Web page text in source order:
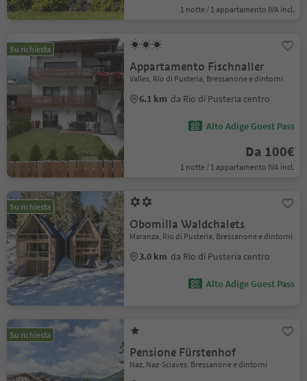
1 notte / 1 appartamento IVA incl.
Su richiesta
Appartamento Fischnaller
Valles, Rio di Pusteria, Bressanone e dintorni
6.1 km da Rio di Pusteria centro
Alto Adige Guest Pass
Da 100€
1 notte / 1 appartamento IVA incl.
Su richiesta
Obomilla Waldchalets
Maranza, Rio di Pusteria, Bressanone e dintorni
3.0 km da Rio di Pusteria centro
Alto Adige Guest Pass
Su richiesta
Pensione Fürstenhof
Naz, Naz-Sciaves, Bressanone e dintorni